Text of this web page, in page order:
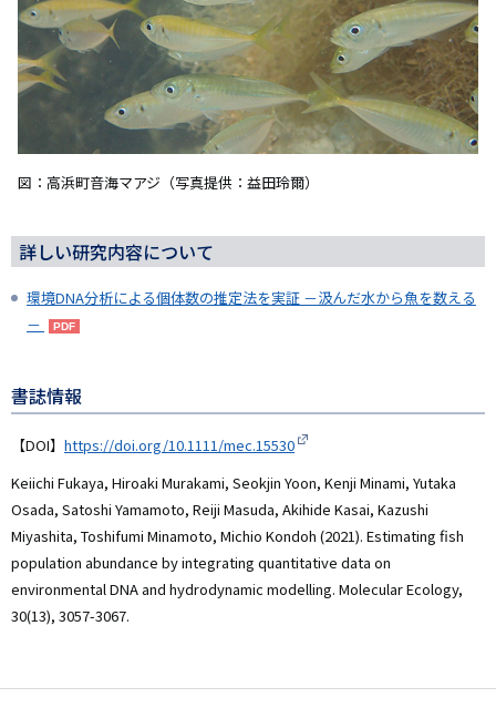
図：高浜町音海マアジ（写真提供：益田玲爾）
詳しい研究内容について
環境DNA分析による個体数の推定法を実証 －汲んだ水から魚を数える
－
書誌情報
【DOI】 https://doi.org/10.1111/mec.15530
Keiichi Fukaya, Hiroaki Murakami, Seokjin Yoon, Kenji Minami, Yutaka
Osada, Satoshi Yamamoto, Reiji Masuda, Akihide Kasai, Kazushi
Miyashita, Toshifumi Minamoto, Michio Kondoh (2021). Estimating fish
population abundance by integrating quantitative data on
environmental DNA and hydrodynamic modelling. Molecular Ecology,
30(13), 3057-3067.